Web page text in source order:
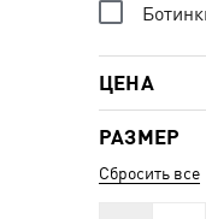
ЦЕНА
РАЗМЕР
Сбросить все